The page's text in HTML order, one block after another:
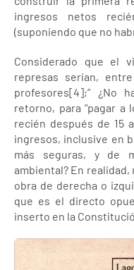
ingresos netos
(suponiendo que no
Considerado que el
represas serían,
profesores[4];” ¿No
retorno, para “pagar a
recién después de 15
ingresos, inclusive en
más seguras, y de
ambiental? En
obra de derecha o
que es el directo
inserto en la